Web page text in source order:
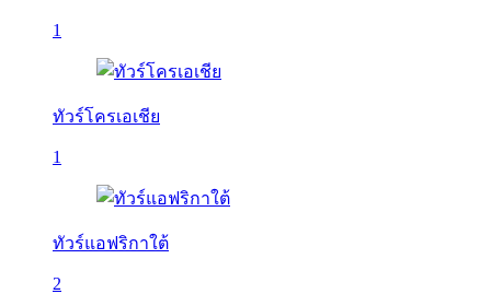
1
ทัวร์โครเอเชีย
1
ทัวร์แอฟริกาใต้
2